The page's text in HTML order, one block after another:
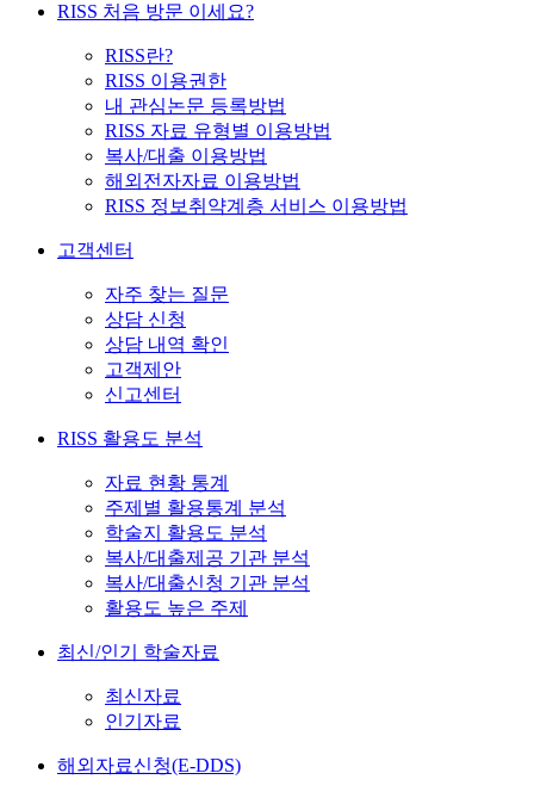
RISS 처음 방문 이세요?
RISS란?
RISS 이용권한
내 관심논문 등록방법
RISS 자료 유형별 이용방법
복사/대출 이용방법
해외전자자료 이용방법
RISS 정보취약계층 서비스 이용방법
고객센터
자주 찾는 질문
상담 신청
상담 내역 확인
고객제안
신고센터
RISS 활용도 분석
자료 현황 통계
주제별 활용통계 분석
학술지 활용도 분석
복사/대출제공 기관 분석
복사/대출신청 기관 분석
활용도 높은 주제
최신/인기 학술자료
최신자료
인기자료
해외자료신청(E-DDS)